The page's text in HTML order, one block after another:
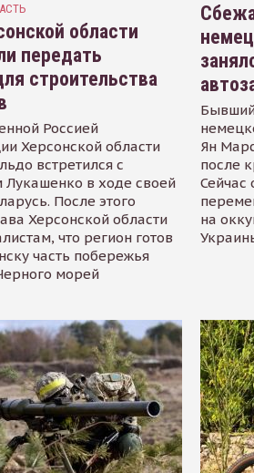
области
передать
строительства
Россией
Херсонской области
встретился с
в ходе своей
После этого
Херсонской области
что регион готов
часть побережья
морей
Ян
после
Сейчас
на